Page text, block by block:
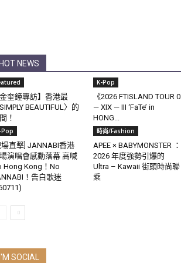
HOT NEWS
金奎鐘專訪】香港最
SIMPLY BEAUTIFUL〉的
！
K-Pop
《2026 FTISLAND TOUR 0
— XIX — III ‘FaTe’ in
HONG...
Pop
場直擊] JANNABI香港
演唱會感動落幕 高喊
Hong Kong！No
！告白歌迷
時尚/Fashion
APEE × BABYMONSTER ：
2026 年度強勢引爆的
Ultra – Kawaii 街頭時尚聯
乘
I'M SOCIAL